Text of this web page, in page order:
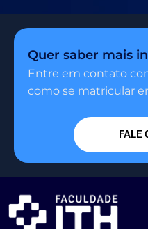
Quer saber mais
Entre em contato
como se matricular
FALE